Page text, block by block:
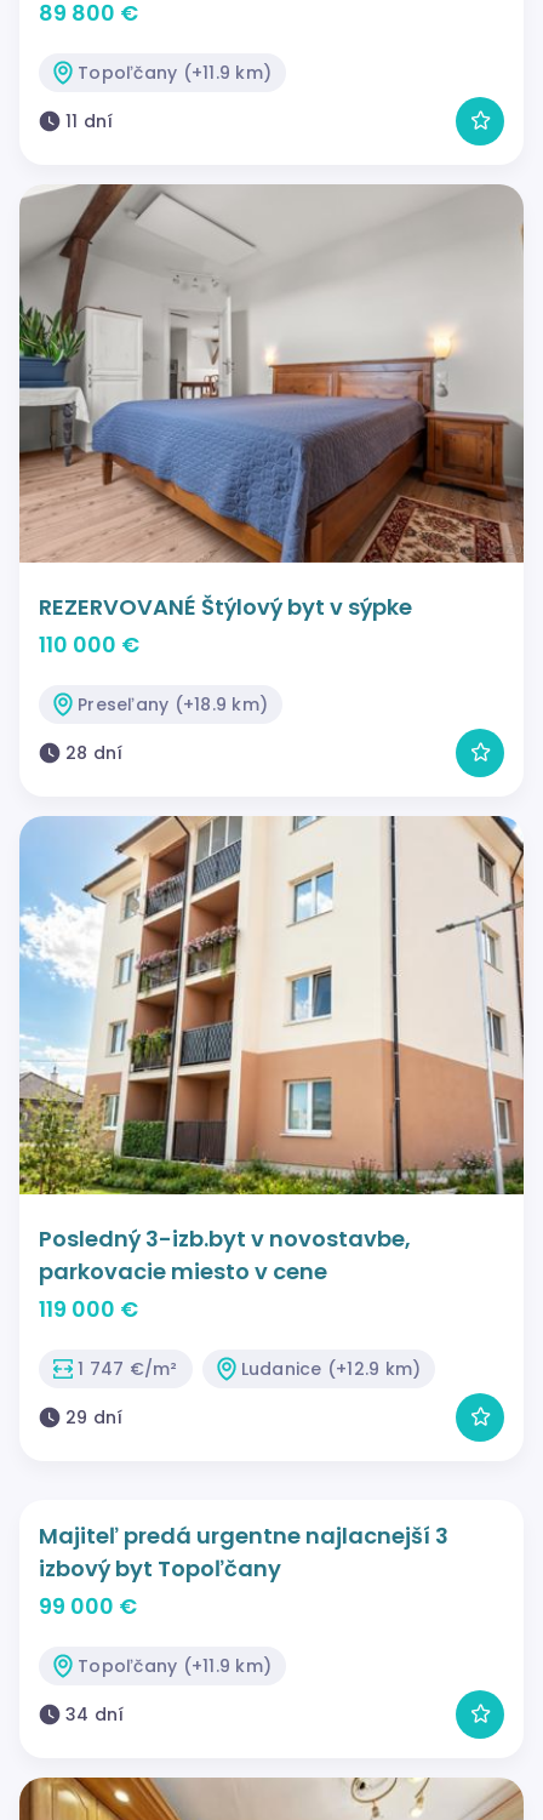
89 800 €
Topoľčany (+11.9 km)
11 dní
REZERVOVANÉ Štýlový byt v sýpke
110 000 €
Preseľany (+18.9 km)
28 dní
Posledný 3-izb.byt v novostavbe,
parkovacie miesto v cene
119 000 €
1 747 €/m²
Ludanice (+12.9 km)
29 dní
Majiteľ predá urgentne najlacnejší 3
izbový byt Topoľčany
99 000 €
Topoľčany (+11.9 km)
34 dní